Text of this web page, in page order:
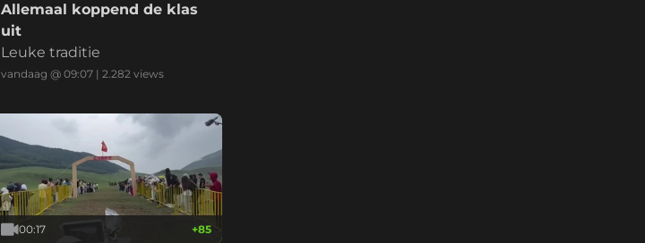
Allemaal koppend de klas
uit
Leuke traditie
vandaag @ 09:07 |2.282 views
00:17 +85